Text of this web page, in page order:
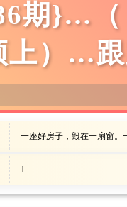
期}…（
上）…
一座好房子，毁在一扇窗。
1